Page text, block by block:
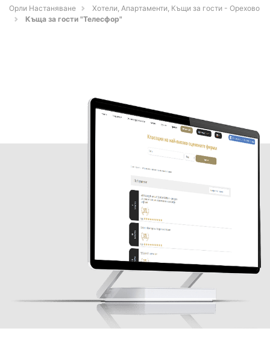
Орли Настаняване
Хотели, Апартаменти, Къщи за гости - Орехово
Къща за гости "Телесфор"